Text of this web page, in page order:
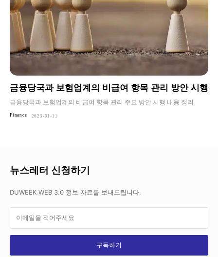
금융당국과 보험업계의 비급여 항목 관리 방안 시행
금융당국과 보험업계의 비급여 항목 관리 주요 방안 시행 내용 정리
Finance 2023-01-11
뉴스레터 신청하기
DUWEEK WEB 3.0 정보 자료를 보내드립니다.
구독하기